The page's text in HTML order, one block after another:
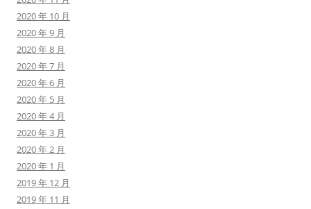
2020 年 10 月
2020 年 9 月
2020 年 8 月
2020 年 7 月
2020 年 6 月
2020 年 5 月
2020 年 4 月
2020 年 3 月
2020 年 2 月
2020 年 1 月
2019 年 12 月
2019 年 11 月